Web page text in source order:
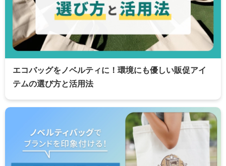
エコバッグをノベルティに！環境にも優しい販促アイ
テムの選び方と活用法